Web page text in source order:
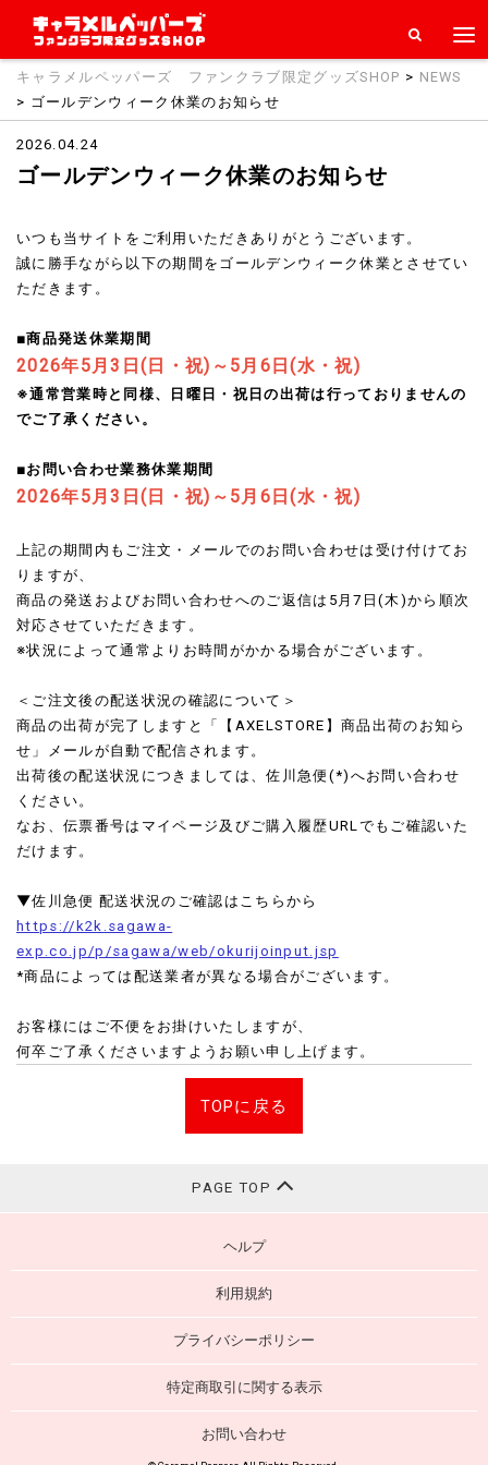
キャラメルペッパーズ ファンクラブ限定グッズSHOP > NEWS
> ゴールデンウィーク休業のお知らせ
2026.04.24
ゴールデンウィーク休業のお知らせ
いつも当サイトをご利用いただきありがとうございます。
誠に勝手ながら以下の期間をゴールデンウィーク休業とさせてい
ただきます。
■商品発送休業期間
2026年5月3日(日・祝)～5月6日(水・祝)
※通常営業時と同様、日曜日・祝日の出荷は行っておりませんの
でご了承ください。
■お問い合わせ業務休業期間
2026年5月3日(日・祝)～5月6日(水・祝)
上記の期間内もご注文・メールでのお問い合わせは受け付けてお
りますが、
商品の発送およびお問い合わせへのご返信は5月7日(木)から順次
対応させていただきます。
※状況によって通常よりお時間がかかる場合がございます。
＜ご注文後の配送状況の確認について＞
商品の出荷が完了しますと「【AXELSTORE】商品出荷のお知ら
せ」メールが自動で配信されます。
出荷後の配送状況につきましては、佐川急便(*)へお問い合わせ
ください。
なお、伝票番号はマイページ及びご購入履歴URLでもご確認いた
だけます。
▼佐川急便 配送状況のご確認はこちらから
https://k2k.sagawa-
exp.co.jp/p/sagawa/web/okurijoinput.jsp
*商品によっては配送業者が異なる場合がございます。
お客様にはご不便をお掛けいたしますが、
何卒ご了承くださいますようお願い申し上げます。
TOPに戻る
PAGE TOP
ヘルプ
利用規約
プライバシーポリシー
特定商取引に関する表示
お問い合わせ